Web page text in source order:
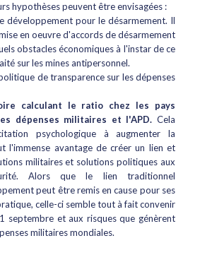
hypothèses peuvent être envisagées :
développement pour le désarmement. Il
en oeuvre d'accords de désarmement
obstacles économiques à l'instar de ce
sur les mines antipersonnel.
de transparence sur les dépenses
calculant le ratio chez les pays
dépenses militaires et l'APD. Cela
psychologique à augmenter la
l'immense avantage de créer un lien et
militaires et solutions politiques aux
Alors que le lien traditionnel
peut être remis en cause pour ses
celle-ci semble tout à fait convenir
septembre et aux risques que génèrent
militaires mondiales.